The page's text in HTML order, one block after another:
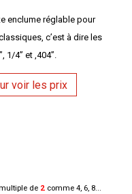
enclume réglable pour
c’est à dire les
1/4” et ,404”.
voir les prix
de 2comme 4, 6, 8...